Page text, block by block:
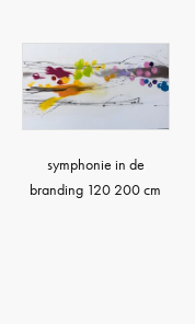
symphonie in de
branding 120 200 cm